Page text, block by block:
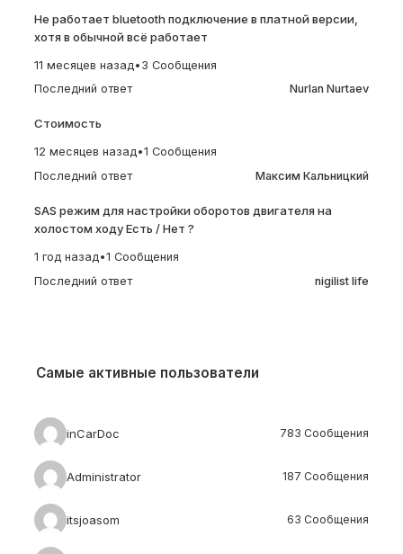
Не работает bluetooth подключение в платной версии,
хотя в обычной всё работает
11 месяцев назад • 3 Сообщения
Последний ответ
Nurlan Nurtaev
Стоимость
12 месяцев назад•1 Сообщения
Последний ответ
Максим Кальницкий
SAS режим для настройки оборотов двигателя на
холостом ходу Есть / Нет ?
1 год назад•1 Сообщения
Последний ответ
nigilist life
Самые активные пользователи
inCarDoc 783 Сообщения
Administrator 187 Сообщения
itsjoasom 63 Сообщения